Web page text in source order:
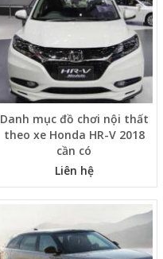
Danh mục đồ chơi nội thất
theo xe Honda HR-V 2018
cần có
Liên hệ